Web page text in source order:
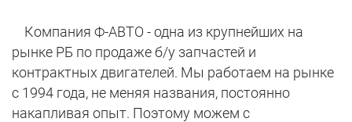
Компания Ф-АВТО - одна из крупнейших на
рынке РБ по продаже б/у запчастей и
контрактных двигателей. Мы работаем на рынке
с 1994 года, не меняя названия, постоянно
накапливая опыт. Поэтому можем с